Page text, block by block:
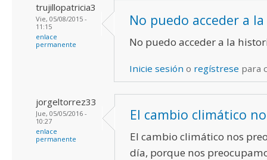
trujillopatricia3
Vie, 05/08/2015 -
11:15
enlace
permanente
No puedo acceder a la
No puedo acceder a la
Inicie sesión o regístrese para
jorgeltorrez33
Jue, 05/05/2016 -
10:27
enlace
permanente
El cambio climático
El cambio climático nos
día, porque nos